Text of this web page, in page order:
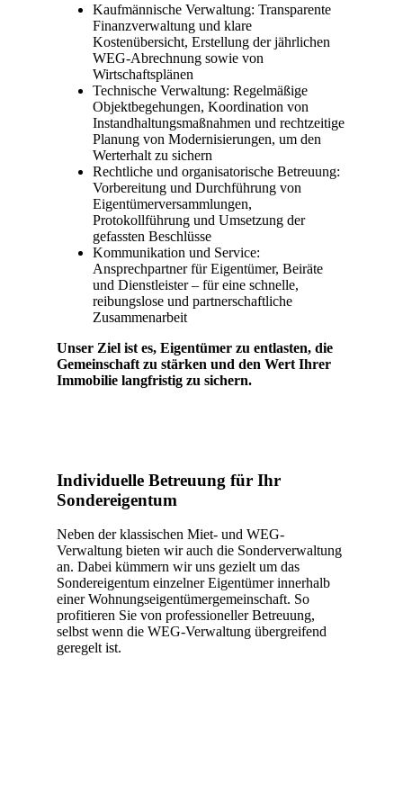
Kaufmännische Verwaltung: Transparente
Finanzverwaltung und klare
Kostenübersicht, Erstellung der jährlichen
WEG-Abrechnung sowie von
Wirtschaftsplänen
Technische Verwaltung: Regelmäßige
Objektbegehungen, Koordination von
Instandhaltungsmaßnahmen und rechtzeitige
Planung von Modernisierungen, um den
Werterhalt zu sichern
Rechtliche und organisatorische Betreuung:
Vorbereitung und Durchführung von
Eigentümerversammlungen,
Protokollführung und Umsetzung der
gefassten Beschlüsse
Kommunikation und Service:
Ansprechpartner für Eigentümer, Beiräte
und Dienstleister – für eine schnelle,
reibungslose und partnerschaftliche
Zusammenarbeit
Unser Ziel ist es, Eigentümer zu entlasten, die
Gemeinschaft zu stärken und den Wert Ihrer
Immobilie langfristig zu sichern.
Individuelle Betreuung für Ihr
Sondereigentum
Neben der klassischen Miet- und WEG-
Verwaltung bieten wir auch die Sonderverwaltung
an. Dabei kümmern wir uns gezielt um das
Sondereigentum einzelner Eigentümer innerhalb
einer Wohnungseigentümergemeinschaft. So
profitieren Sie von professioneller Betreuung,
selbst wenn die WEG-Verwaltung übergreifend
geregelt ist.